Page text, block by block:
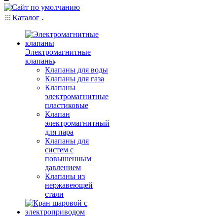
Каталог
Электромагнитные
клапаны
Клапаны для воды
Клапаны для газа
Клапаны
электромагнитные
пластиковые
Клапан
электромагнитный
для пара
Клапаны для
систем с
повышенным
давлением
Клапаны из
нержавеющей
стали